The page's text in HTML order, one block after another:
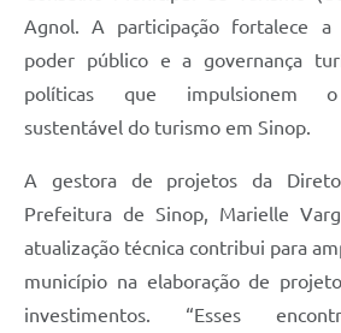
Agnol. A participação fortalece
poder público e a governança
políticas que impulsionem o
sustentável do turismo em Sinop.
A gestora de projetos da
Prefeitura de Sinop, Marielle
atualização técnica contribui para
município na elaboração de
investimentos. “Esses